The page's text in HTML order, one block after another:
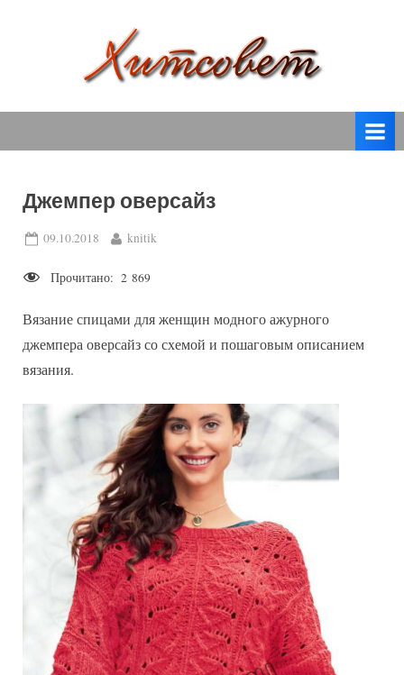
т
о
спицами,
крючком,
вязаные
модели
Джемпер оверсайз
Posted
09.10.2018 By
knitik
Прочитано: 2 869
Вязание спицами для женщин модного ажурного
джемпера оверсайз со схемой и пошаговым описанием
вязания.